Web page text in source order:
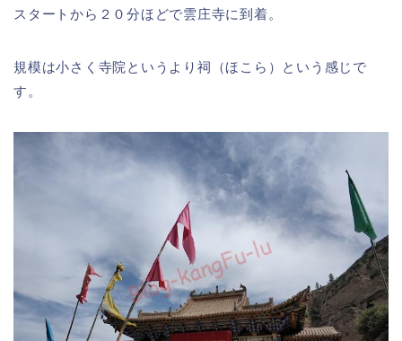
スタートから２０分ほどで雲庄寺に到着。
規模は小さく寺院というより祠（ほこら）という感じで
す。